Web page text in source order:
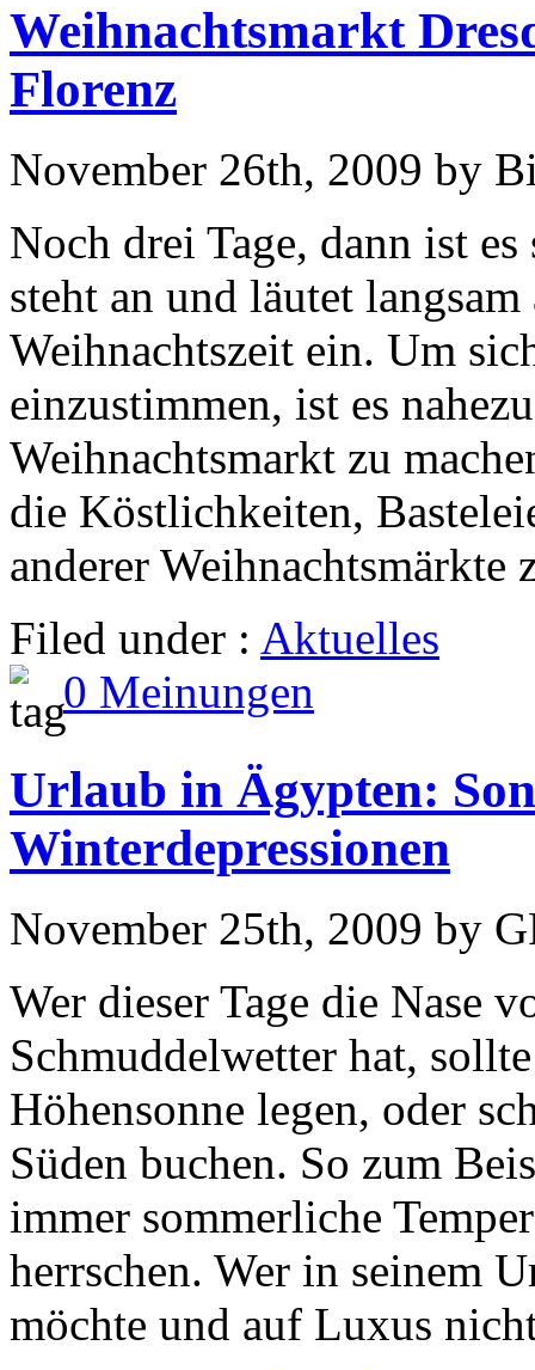
Weihnachtsmarkt
Florenz
November 26th, 2009 by
Noch drei Tage, dann ist
steht an und läutet
Weihnachtszeit ein. Um
einzustimmen, ist es
Weihnachtsmarkt zu
die Köstlichkeiten,
anderer
Filed under : Aktuelles
0 Meinungen
Urlaub in Ägypten:
Winterdepressionen
November 25th, 2009 by
Wer dieser Tage die Nase
Schmuddelwetter hat,
Höhensonne legen, oder
Süden buchen. So zum
immer sommerliche
herrschen. Wer in seinem
möchte und auf Luxus